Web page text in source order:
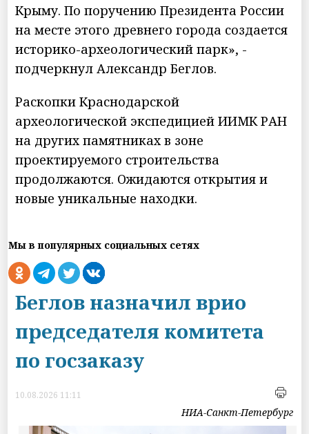
Крыму. По поручению Президента России
на месте этого древнего города создается
историко-археологический парк», -
подчеркнул Александр Беглов.
Раскопки Краснодарской
археологической экспедицией ИИМК РАН
на других памятниках в зоне
проектируемого строительства
продолжаются. Ожидаются открытия и
новые уникальные находки.
Мы в популярных социальных сетях
Беглов назначил врио
председателя комитета
по госзаказу
10.08.2026 11:11
НИА-Санкт-Петербург